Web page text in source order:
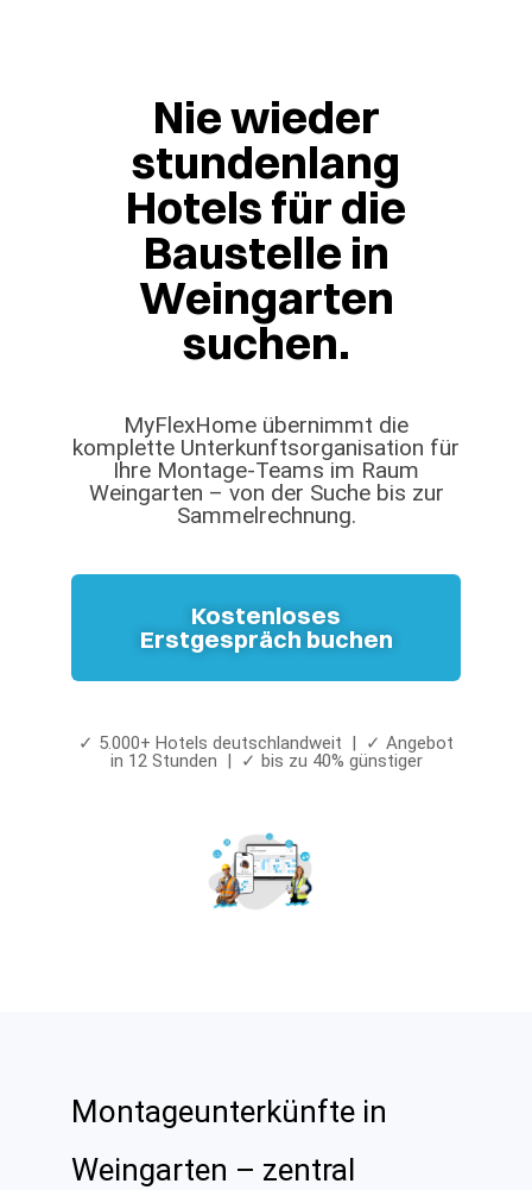
Nie wieder
stundenlang
Hotels für die
Baustelle in
Weingarten
suchen.
MyFlexHome übernimmt die
komplette Unterkunftsorganisation für
Ihre Montage-Teams im Raum
Weingarten – von der Suche bis zur
Sammelrechnung.
Kostenloses
Erstgespräch buchen
✓ 5.000+ Hotels deutschlandweit | ✓ Angebot
in 12 Stunden | ✓ bis zu 40% günstiger
Montageunterkünfte in
Weingarten – zentral